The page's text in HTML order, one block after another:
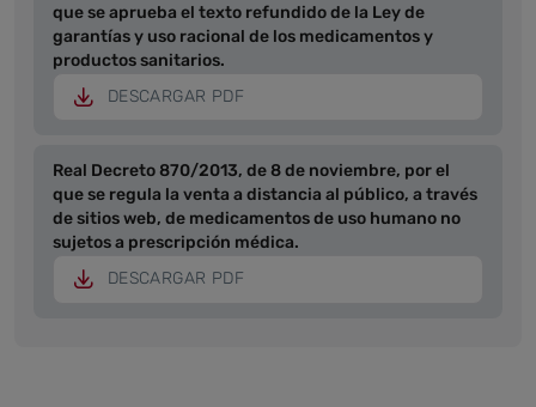
que se aprueba el texto refundido de la Ley de
garantías y uso racional de los medicamentos y
productos sanitarios.
DESCARGAR PDF
Real Decreto 870/2013, de 8 de noviembre, por el
que se regula la venta a distancia al público, a través
de sitios web, de medicamentos de uso humano no
sujetos a prescripción médica.
DESCARGAR PDF